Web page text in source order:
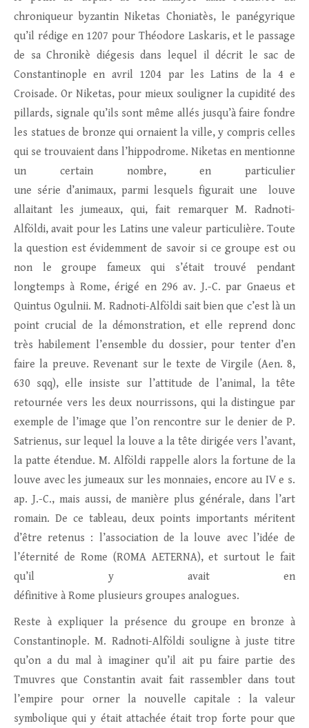
chroniqueur byzantin Niketas Choniatès, le panégyrique
qu’il rédige en 1207 pour Théodore Laskaris, et le passage
de sa Chronikè diégesis dans lequel il décrit le sac de
Constantinople en avril 1204 par les Latins de la 4 e
Croisade. Or Niketas, pour mieux souligner la cupidité des
pillards, signale qu’ils sont même allés jusqu’à faire fondre
les statues de bronze qui ornaient la ville, y compris celles
qui se trouvaient dans l’hippodrome. Niketas en mentionne
un certain nombre, en particulier
une série d’animaux, parmi lesquels figurait une louve
allaitant les jumeaux, qui, fait remarquer M. Radnoti-
Alföldi, avait pour les Latins une valeur particulière. Toute
la question est évidemment de savoir si ce groupe est ou
non le groupe fameux qui s’était trouvé pendant
longtemps à Rome, érigé en 296 av. J.-C. par Gnaeus et
Quintus Ogulnii. M. Radnoti-Alföldi sait bien que c’est là un
point crucial de la démonstration, et elle reprend donc
très habilement l’ensemble du dossier, pour tenter d’en
faire la preuve. Revenant sur le texte de Virgile (Aen. 8,
630 sqq), elle insiste sur l’attitude de l’animal, la tête
retournée vers les deux nourrissons, qui la distingue par
exemple de l’image que l’on rencontre sur le denier de P.
Satrienus, sur lequel la louve a la tête dirigée vers l’avant,
la patte étendue. M. Alföldi rappelle alors la fortune de la
louve avec les jumeaux sur les monnaies, encore au IV e s.
ap. J.-C., mais aussi, de manière plus générale, dans l’art
romain. De ce tableau, deux points importants méritent
d’être retenus : l’association de la louve avec l’idée de
l’éternité de Rome (ROMA AETERNA), et surtout le fait
qu’il y avait en
définitive à Rome plusieurs groupes analogues.
Reste à expliquer la présence du groupe en bronze à
Constantinople. M. Radnoti-Alföldi souligne à juste titre
qu’on a du mal à imaginer qu’il ait pu faire partie des
Tmuvres que Constantin avait fait rassembler dans tout
l’empire pour orner la nouvelle capitale : la valeur
symbolique qui y était attachée était trop forte pour que